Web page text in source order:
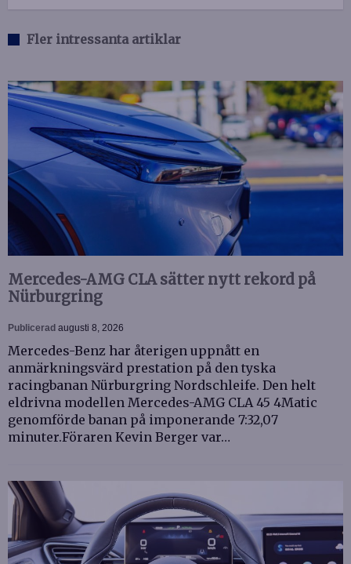
Fler intressanta artiklar
Mercedes-AMG CLA sätter nytt rekord på
Nürburgring
Publicerad augusti 8, 2026
Mercedes-Benz har återigen uppnått en
anmärkningsvärd prestation på den tyska
racingbanan Nürburgring Nordschleife. Den helt
eldrivna modellen Mercedes-AMG CLA 45 4Matic
genomförde banan på imponerande 7:32,07
minuter.Föraren Kevin Berger var…